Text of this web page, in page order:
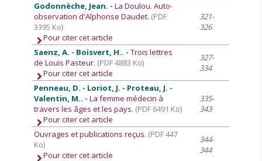
Godonnèche, Jean. -La Doulou. Auto-
observation d'Alphonse Daudet. (PDF
3395 Ko)
Pour citer cet article
321-
326
Saenz, A. - Boisvert, H.. -Trois lettres
de Louis Pasteur. (PDF 4883 Ko)
Pour citer cet article
327-
334
Penneau, D. - Loriot, J. - Proteau, J. -
Valentin, M.. -La femme médecin à
travers les âges et les pays. (PDF 6491 Ko)
Pour citer cet article
335-
343
Ouvrages et publications reçus. (PDF 447
Ko)
Pour citer cet article
344-
344